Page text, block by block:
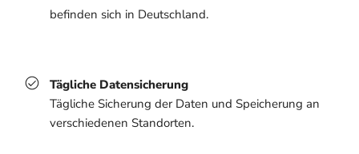
befinden sich in Deutschland.
Tägliche Datensicherung
Tägliche Sicherung der Daten und Speicherung an
verschiedenen Standorten.